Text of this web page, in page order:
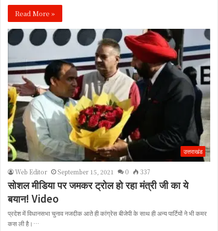
Read More »
उत्तराखंड
Web Editor September 15, 2021 0 337
सोशल मीडिया पर जमकर ट्रोल हो रहा मंत्री जी का ये
बयान! Video
प्रदेश में विधानसभा चुनाव नजदीक आते ही कांग्रेस बीजेपी के साथ ही अन्य पार्टियों ने भी कमर
कस ली है।…